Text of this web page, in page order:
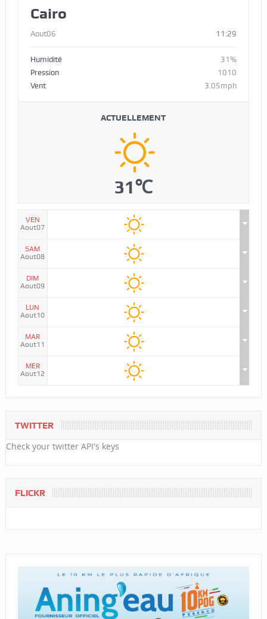
Cairo
Aout06 11:29
Humidité
31%
Pression
1010
Vent
3.05mph
ACTUELLEMENT
31℃
VEN
Aout07
SAM
Aout08
DIM
Aout09
LUN
Aout10
MAR
Aout11
MER
Aout12
TWITTER
Check your twitter API's keys
FLICKR